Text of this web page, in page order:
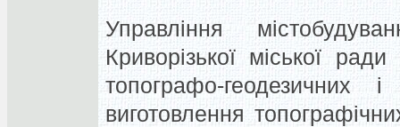
Управління
Криворізької міської
топографо-геодезичних
виготовлення